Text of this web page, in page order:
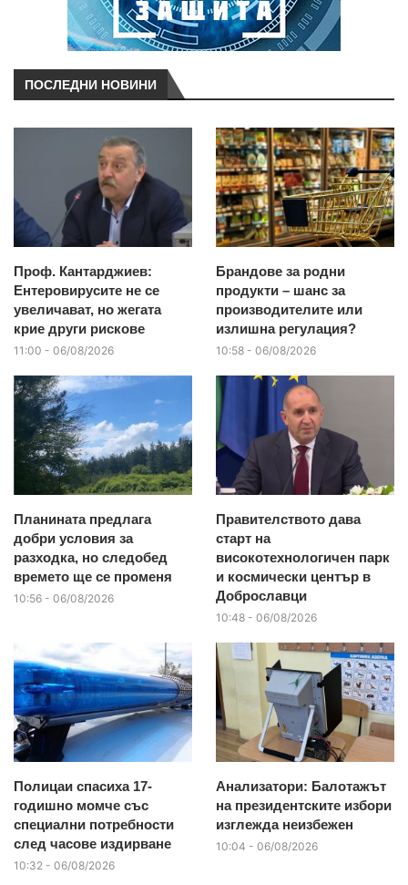
ПОСЛЕДНИ НОВИНИ
Проф. Кантарджиев:
Ентеровирусите не се
увеличават, но жегата
крие други рискове
11:00 - 06/08/2026
Брандове за родни
продукти – шанс за
производителите или
излишна регулация?
10:58 - 06/08/2026
Планината предлага
добри условия за
разходка, но следобед
времето ще се променя
10:56 - 06/08/2026
Правителството дава
старт на
високотехнологичен парк
и космически център в
Доброславци
10:48 - 06/08/2026
Полицаи спасиха 17-
годишно момче със
специални потребности
след часове издирване
10:32 - 06/08/2026
Анализатори: Балотажът
на президентските избори
изглежда неизбежен
10:04 - 06/08/2026